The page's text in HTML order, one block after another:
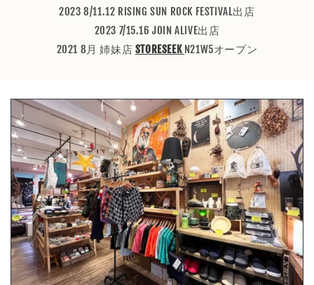
2023 8/11.12 RISING SUN ROCK FESTIVAL出店
2023 7/15.16 JOIN ALIVE出店
2021 8月 姉妹店 STORESEEK N21W5オープン